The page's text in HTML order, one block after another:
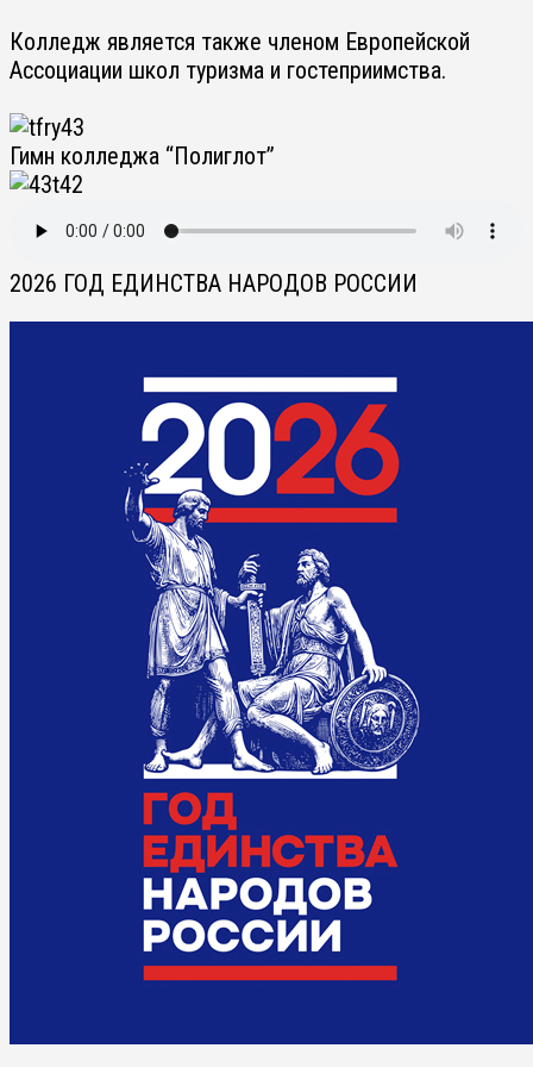
Колледж является также членом Европейской
Ассоциации школ туризма и гостеприимства.
Гимн колледжа “Полиглот”
2026 ГОД ЕДИНСТВА НАРОДОВ РОССИИ